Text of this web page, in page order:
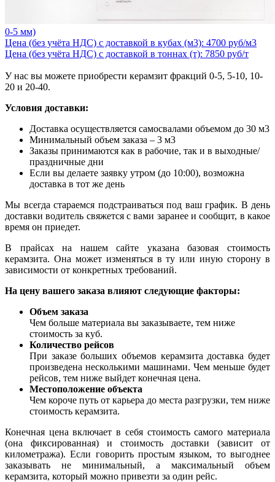
0-5 мм)
Цена (без учёта НДС) с доставкой в кубах (м3): 4700 руб/м3
Цена (без учёта НДС) с доставкой в тоннах (т): 7850 руб/т
У нас вы можете приобрести керамзит фракций 0-5, 5-10, 10-
20 и 20-40.
Условия доставки:
Доставка осуществляется самосвалами объемом до 30 м3
Минимальный объем заказа – 3 м3
Заказы принимаются как в рабочие, так и в выходные/
праздничные дни
Если вы делаете заявку утром (до 10:00), возможна
доставка в тот же день
Мы всегда стараемся подстраиваться под ваш график. В день
доставки водитель свяжется с вами заранее и сообщит, в какое
время он приедет.
В прайсах на нашем сайте указана базовая стоимость
керамзита. Она может изменяться в ту или иную сторону в
зависимости от конкретных требований.
На цену вашего заказа влияют следующие факторы:
Объем заказа
Чем больше материала вы заказываете, тем ниже
стоимость за куб.
Количество рейсов
При заказе больших объемов керамзита доставка будет
произведена несколькими машинами. Чем меньше будет
рейсов, тем ниже выйдет конечная цена.
Местоположение объекта
Чем короче путь от карьера до места разгрузки, тем ниже
стоимость керамзита.
Конечная цена включает в себя стоимость самого материала
(она фиксированная) и стоимость доставки (зависит от
километража). Если говорить простым языком, то выгоднее
заказывать не минимальный, а максимальный объем
керамзита, который можно привезти за один рейс.